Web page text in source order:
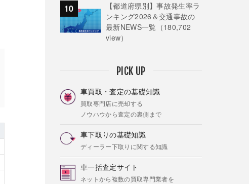
【都道府県別】事故発生率ラ
ンキング2026＆交通事故の
最新NEWS一覧 （180,702
view）
PICK UP
車買取・査定の基礎知識
買取専門店に売却する
ノウハウから査定の裏側まで
車下取りの基礎知識
ディーラー下取りに関する知識
車一括査定サイト
ネットから複数の買取専門業者を